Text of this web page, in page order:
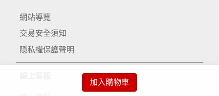
加入購物車
網站導覽
交易安全須知
隱私權保護聲明